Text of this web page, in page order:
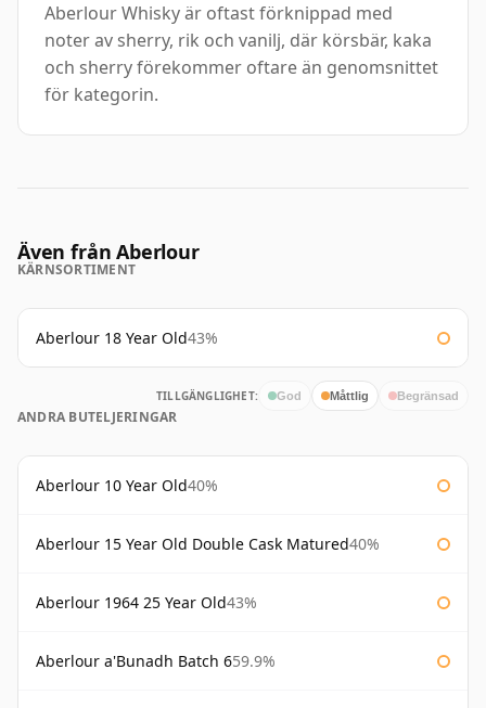
Aberlour Whisky är oftast förknippad med
noter av sherry, rik och vanilj, där körsbär, kaka
och sherry förekommer oftare än genomsnittet
för kategorin.
Även från Aberlour
KÄRNSORTIMENT
Aberlour 18 Year Old43%
TILLGÄNGLIGHET: God Måttlig Begränsad
ANDRA BUTELJERINGAR
Aberlour 10 Year Old40%
Aberlour 15 Year Old Double Cask Matured40%
Aberlour 1964 25 Year Old43%
Aberlour a'Bunadh Batch 659.9%